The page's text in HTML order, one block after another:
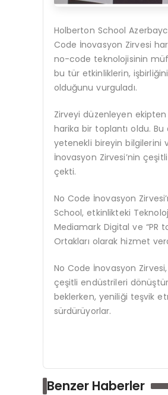
Holberton School
Code İnovasyon Zirvesi
no-code teknolojisinin
bu tür etkinliklerin,
olduğunu vurguladı.
Zirveyi düzenleyen ekipten
harika bir toplantı oldu.
yetenekli bireyin bilgilerini
İnovasyon Zirvesi’nin
çekti.
No Code İnovasyon
School, etkinlikteki
Mediamark Digital ve “PR
Ortakları olarak hizmet
No Code İnovasyon
çeşitli endüstrileri
beklerken, yeniliği teşvik
sürdürüyorlar.
Benzer Haberler